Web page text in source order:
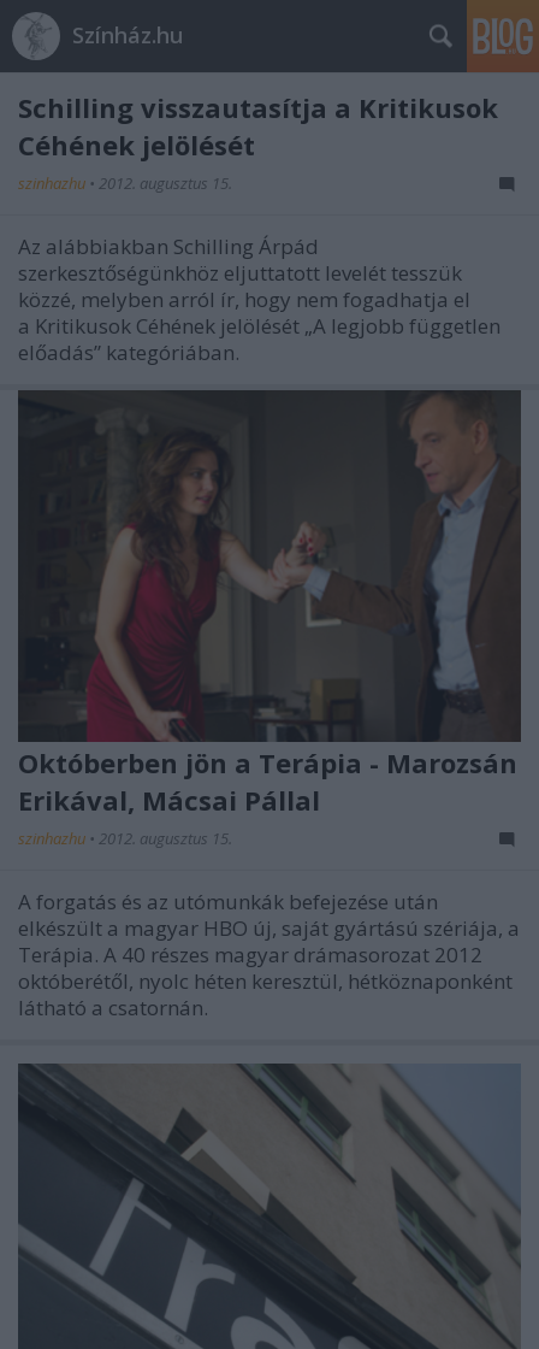
Színház.hu
Schilling visszautasítja a Kritikusok
Céhének jelölését
szinhazhu • 2012. augusztus 15.
Az alábbiakban Schilling Árpád
szerkesztőségünkhöz eljuttatott levelét tesszük
közzé, melyben arról ír, hogy nem fogadhatja el
a Kritikusok Céhének jelölését „A legjobb független
előadás” kategóriában.
Októberben jön a Terápia - Marozsán
Erikával, Mácsai Pállal
szinhazhu • 2012. augusztus 15.
A forgatás és az utómunkák befejezése után
elkészült a magyar HBO új, saját gyártású szériája, a
Terápia. A 40 részes magyar drámasorozat 2012
októberétől, nyolc héten keresztül, hétköznaponként
látható a csatornán.